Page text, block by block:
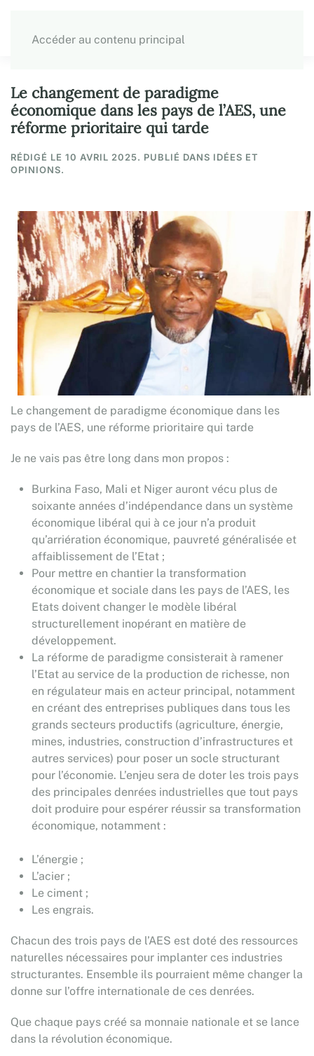
Accéder au contenu principal
Le changement de paradigme
économique dans les pays de l’AES, une
réforme prioritaire qui tarde
RÉDIGÉ LE 10 AVRIL 2025. PUBLIÉ DANS IDÉES ET
OPINIONS.
Le changement de paradigme économique dans les
pays de l’AES, une réforme prioritaire qui tarde
Je ne vais pas être long dans mon propos :
Burkina Faso, Mali et Niger auront vécu plus de
soixante années d’indépendance dans un système
économique libéral qui à ce jour n’a produit
qu’arriération économique, pauvreté généralisée et
affaiblissement de l’Etat ;
Pour mettre en chantier la transformation
économique et sociale dans les pays de l’AES, les
Etats doivent changer le modèle libéral
structurellement inopérant en matière de
développement.
La réforme de paradigme consisterait à ramener
l’Etat au service de la production de richesse, non
en régulateur mais en acteur principal, notamment
en créant des entreprises publiques dans tous les
grands secteurs productifs (agriculture, énergie,
mines, industries, construction d’infrastructures et
autres services) pour poser un socle structurant
pour l’économie. L’enjeu sera de doter les trois pays
des principales denrées industrielles que tout pays
doit produire pour espérer réussir sa transformation
économique, notamment :
L’énergie ;
L’acier ;
Le ciment ;
Les engrais.
Chacun des trois pays de l’AES est doté des ressources
naturelles nécessaires pour implanter ces industries
structurantes. Ensemble ils pourraient même changer la
donne sur l’offre internationale de ces denrées.
Que chaque pays créé sa monnaie nationale et se lance
dans la révolution économique.